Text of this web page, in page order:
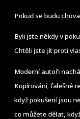
Pokud se budu
Byli jste někdy v
Chtěli jste jít proti
Moderní autoři
Kopírování, falešné
když pokušení jsou
co můžete dělat,